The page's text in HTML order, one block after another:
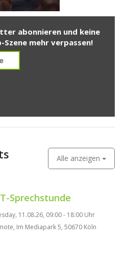
abonnieren und keine
mehr verpassen!
Alle anzeigen
Sprechstunde
11.08.26, 09:00 - 18:00 Uhr
Im Mediapark 5, 50670 Köln